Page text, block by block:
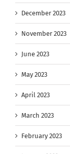
December 2023
November 2023
June 2023
May 2023
April 2023
March 2023
February 2023